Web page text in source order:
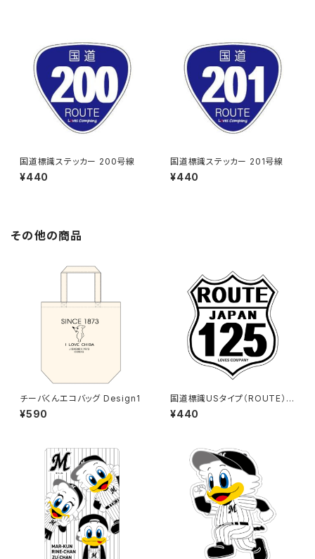
国道標識ステッカー 200号線
¥440
国道標識ステッカー 201号線
¥440
その他の商品
チーバくんエコバッグ Design1
¥590
国道標識USタイプ（ROUTE）ス
テッカー 125号線（ホワイト）
¥440